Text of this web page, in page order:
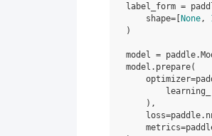
label_form =
shape= [None,
)
model = paddle.
model . prepare(
optimizer=
),
loss=paddle.
metrics=